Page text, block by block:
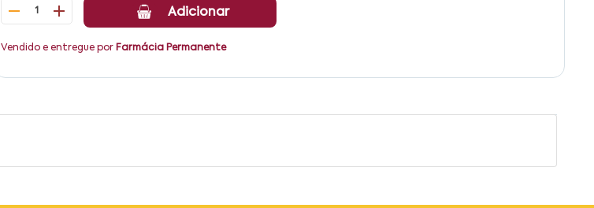
1 Adicionar
Vendido e entregue por Farmácia Permanente